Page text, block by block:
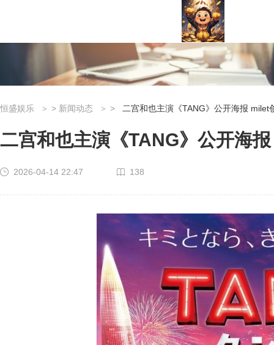
恒盛娱乐 > 新闻动态 > 二宫和也主演《TANG》公开海报 milet
二宫和也主演《TANG》公开海
2026-04-14 22:47 138